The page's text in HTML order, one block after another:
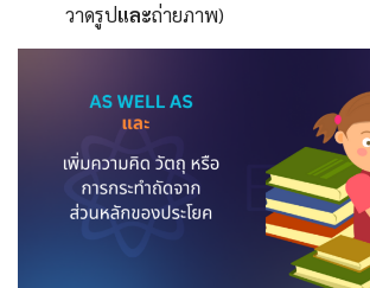
วาดรูปและถ่ายภาพ)